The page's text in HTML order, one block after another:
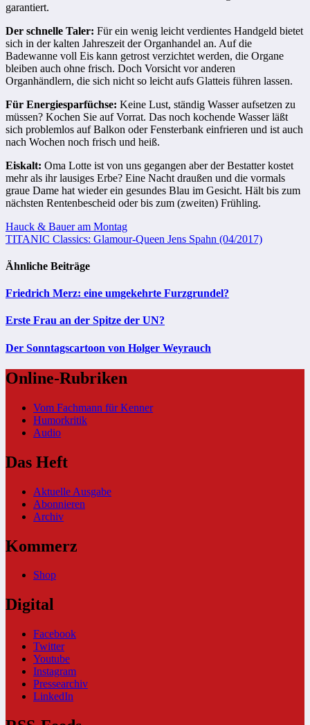
garantiert.
Der schnelle Taler: Für ein wenig leicht verdientes Handgeld bietet
sich in der kalten Jahreszeit der Organhandel an. Auf die
Badewanne voll Eis kann getrost verzichtet werden, die Organe
bleiben auch ohne frisch. Doch Vorsicht vor anderen
Organhändlern, die sich nicht so leicht aufs Glatteis führen lassen.
Für Energiesparfüchse: Keine Lust, ständig Wasser aufsetzen zu
müssen? Kochen Sie auf Vorrat. Das noch kochende Wasser läßt
sich problemlos auf Balkon oder Fensterbank einfrieren und ist auch
nach Wochen noch frisch und heiß.
Eiskalt: Oma Lotte ist von uns gegangen aber der Bestatter kostet
mehr als ihr lausiges Erbe? Eine Nacht draußen und die vormals
graue Dame hat wieder ein gesundes Blau im Gesicht. Hält bis zum
nächsten Rentenbescheid oder bis zum (zweiten) Frühling.
Beitragsnavigation
Hauck & Bauer am Montag
TITANIC Classics: Glamour-Queen Jens Spahn (04/2017)
Ähnliche Beiträge
Friedrich Merz: eine umgekehrte Furzgrundel?
Erste Frau an der Spitze der UN?
Der Sonntagscartoon von Holger Weyrauch
Online-Rubriken
Vom Fachmann für Kenner
Humorkritik
Audio
Das Heft
Aktuelle Ausgabe
Abonnieren
Archiv
Kommerz
Shop
Digital
Facebook
Twitter
Youtube
Instagram
Pressearchiv
LinkedIn